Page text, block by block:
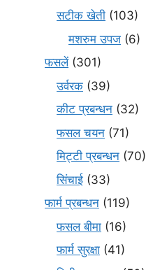
सटीक खेती (103)
मशरुम उपज (6)
फसलें(301)
उर्वरक (39)
कीट प्रबन्धन (32)
फसल चयन (71)
मि‌ट्टी प्रबन्धन (70)
सिंचाई (33)
फार्म प्रबन्धन (119)
फसल बीमा (16)
फार्म सुरक्षा (41)